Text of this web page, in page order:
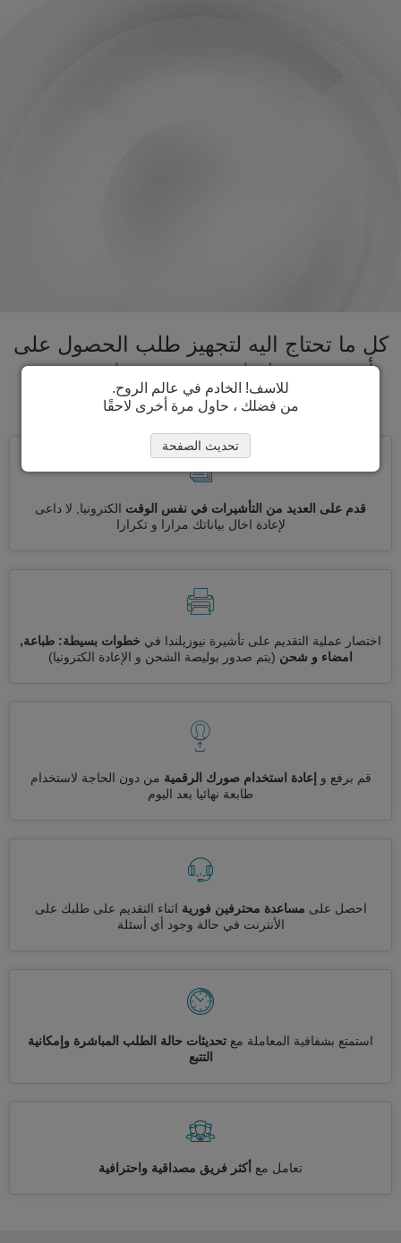
كل ما تحتاج اليه لتجهيز طلب الحصول على
تأشيرة نيوزيلندا تحت سقف واحد. تسريع
عملية الحصول على تأشيرة نيوزيلندا
قدم على العديد من التأشيرات في نفس الوقت الكترونيا, لا داعى
لإعادة اخال بياناتك مرارا و تكرارا
اختصار عملية التقديم على تأشيرة نيوزيلندا في خطوات بسيطة: طباعة,
امضاء و شحن (يتم صدور بوليصة الشحن و الإعادة الكترونيا)
قم برفع و إعادة استخدام صورك الرقمية من دون الحاجة لاستخدام
طابعة نهائيا بعد اليوم
احصل على مساعدة محترفين فورية اثناء التقديم على طلبك على
الأنترنت في حالة وجود أي أسئلة
استمتع بشفافية المعاملة مع تحديثات حالة الطلب المباشرة وإمكانية
التتبع
تعامل مع أكثر فريق مصداقية واحترافية
للاسف! الخادم في عالم الروح.
من فضلك ، حاول مرة أخرى لاحقًا
تحديث الصفحة